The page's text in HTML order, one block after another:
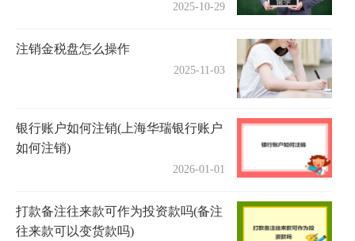
2025-10-29
注销金税盘怎么操作
2025-11-03
银行账户如何注销(上海华瑞银行账户
如何注销)
2026-01-01
打款备注往来款可作为投资款吗(备注
往来款可以变货款吗)